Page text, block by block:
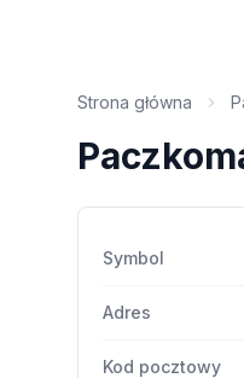
Strona główna
Symbol
Adres
Kod pocztowy